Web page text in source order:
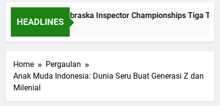
HEADLINES
Dominasi Nebraska Inspector Championships Tiga
2 Bulan Ago
Home
Pergaulan
Anak Muda Indonesia: Dunia Seru Buat Generasi Z dan
Milenial